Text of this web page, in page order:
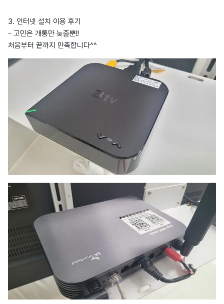
3. 인터넷 설치 이용 후기
- 고민은 개통만 늦출뿐!!
처음부터 끝까지 만족합니다^^